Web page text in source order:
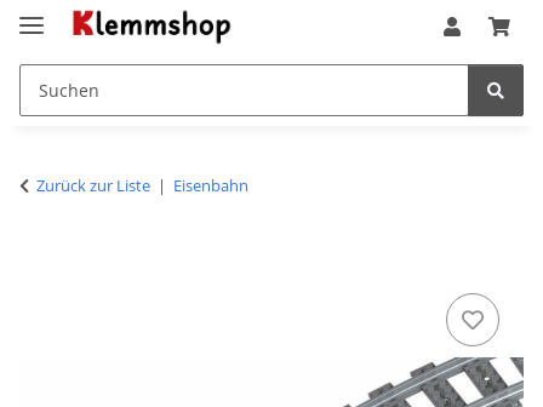
Zurück zur Liste Eisenbahn